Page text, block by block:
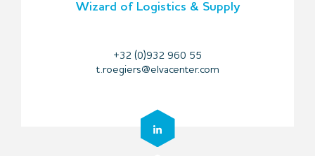
Wizard of Logistics & Supply
+32 (0)932 960 55
t.roegiers@elvacenter.com